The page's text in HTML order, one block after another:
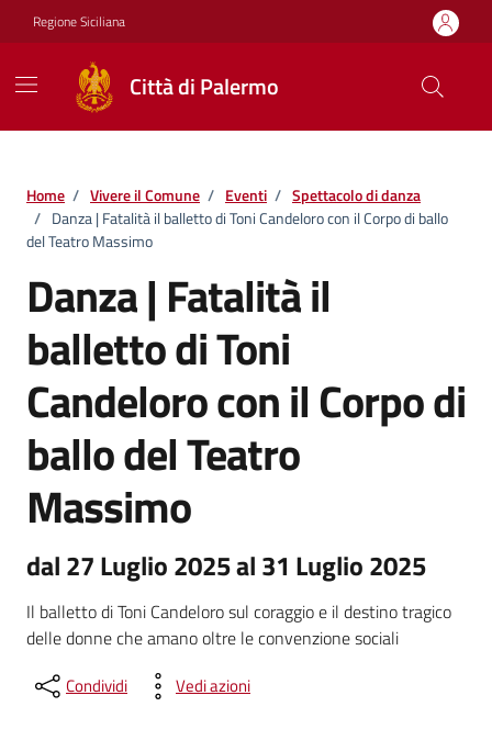
Vai ai contenuti
Vai al footer
Regione Siciliana
Città di Palermo
Home / Vivere il Comune / Eventi / Spettacolo di danza
/ Danza | Fatalità il balletto di Toni Candeloro con il Corpo di ballo
del Teatro Massimo
Danza | Fatalità il
balletto di Toni
Candeloro con il Corpo di
ballo del Teatro
Massimo
dal 27 Luglio 2025 al 31 Luglio 2025
Il balletto di Toni Candeloro sul coraggio e il destino tragico
delle donne che amano oltre le convenzione sociali
Condividi Vedi azioni